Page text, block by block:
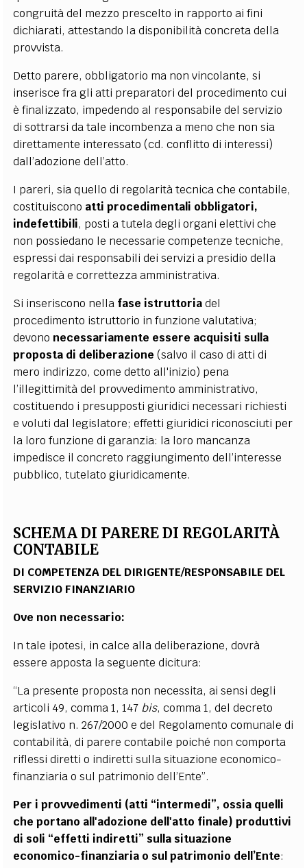
congruità del mezzo prescelto in rapporto ai fini
dichiarati, attestando la disponibilità concreta della
provvista.
Detto parere, obbligatorio ma non vincolante, si
inserisce fra gli atti preparatori del procedimento cui
è finalizzato, impedendo al responsabile del servizio
di sottrarsi da tale incombenza a meno che non sia
direttamente interessato (cd. conflitto di interessi)
dall’adozione dell’atto.
I pareri, sia quello di regolarità tecnica che contabile,
costituiscono atti procedimentali obbligatori,
indefettibili, posti a tutela degli organi elettivi che
non possiedano le necessarie competenze tecniche,
espressi dai responsabili dei servizi a presidio della
regolarità e correttezza amministrativa.
Si inseriscono nella fase istruttoriadel
procedimento istruttorio in funzione valutativa;
devono necessariamente essere acquisiti sulla
proposta di deliberazione(salvo il caso di atti di
mero indirizzo, come detto all'inizio) pena
l’illegittimità del provvedimento amministrativo,
costituendo i presupposti giuridici necessari richiesti
e voluti dal legislatore; effetti giuridici riconosciuti per
la loro funzione di garanzia: la loro mancanza
impedisce il concreto raggiungimento dell’interesse
pubblico, tutelato giuridicamente.
SCHEMA DI PARERE DI REGOLARITÀ
CONTABILE
DI COMPETENZA DEL DIRIGENTE/RESPONSABILE DEL
SERVIZIO FINANZIARIO
Ove non necessario:
In tale ipotesi, in calce alla deliberazione, dovrà
essere apposta la seguente dicitura:
“La presente proposta non necessita, ai sensi degli
articoli 49, comma 1, 147 bis, comma 1, del decreto
legislativo n. 267/2000 e del Regolamento comunale di
contabilità, di parere contabile poiché non comporta
riflessi diretti o indiretti sulla situazione economico-
finanziaria o sul patrimonio dell’Ente”.
Per i provvedimenti (atti “intermedi”, ossia quelli
che portano all'adozione dell'atto finale) produttivi
di soli “effetti indiretti” sulla situazione
economico-finanziaria o sul patrimonio dell’Ente: